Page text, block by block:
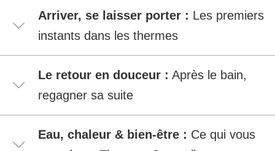
Arriver, se laisser porter : Les premiers
instants dans les thermes
Le retour en douceur : Après le bain,
regagner sa suite
Eau, chaleur & bien-être : Ce qui vous